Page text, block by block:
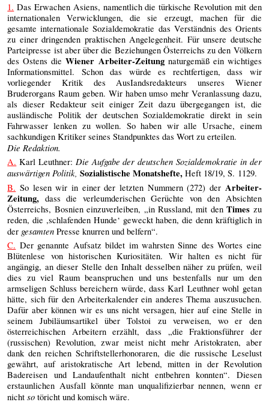
1. Das Erwachen Asiens, namentlich die türkische Revolution mit den
internationalen Verwicklungen, die sie erzeugt, machen für die
gesamte internationale Sozialdemokratie das Verständnis des Orients
zu einer dringenden praktischen Angelegenheit. Für unsere deutsche
Parteipresse ist aber über die Beziehungen Österreichs zu den Völkern
des Ostens dieWiener Arbeiter-Zeitungnaturgemäß ein wichtiges
Informationsmittel. Schon das würde es rechtfertigen, dass wir
vorliegender Kritik des AusIandsredakteurs unseres Wiener
Bruderorgans Raum geben. Wir haben umso mehr Veranlassung dazu,
als dieser Redakteur seit einiger Zeit dazu übergegangen ist, die
ausländische Politik der deutschen Sozialdemokratie direkt in sein
Fahrwasser lenken zu wollen. So haben wir alle Ursache, einem
sachkundigen Kritiker seines Standpunktes das Wort zu erteilen.
Die Redaktion.
A. Karl Leuthner: Die Aufgabe der deutschen Sozialdemokratie in der
auswärtigen Politik, Sozialistische Monatshefte, Heft 18/19, S. 1129.
B. So lesen wir in einer der letzten Nummern (272) der Arbeiter-
Zeitung, dass die verleumderischen Gerüchte von den Absichten
Österreichs, Bosnien einzuverleiben, „in Russland, mit denTimes zu
reden, die ,schlafenden Hunde‘ geweckt haben, die denn kräftiglich in
der gesamten Presse knurren und belfern“.
C. Der genannte Aufsatz bildet im wahrsten Sinne des Wortes eine
Blütenlese von historischen Kuriositäten. Wir halten es nicht für
angängig, an dieser Stelle den Inhalt desselben näher zu prüfen, weil
dies zu viel Raum beanspruchen und uns bestenfalls nur um den
armseligen Schluss bereichern würde, dass Karl Leuthner wohl getan
hätte, sich für den Arbeiterkalender ein anderes Thema auszusuchen.
Dafür aber können wir es uns nicht versagen, hier auf eine Stelle in
seinem Jubiläumsartikel über Tolstoi zu verweisen, wo er den
österreichischen Arbeitern erzählt, dass „die Fraktionsführer der
(russischen) Revolution, zwar meist nicht mehr Aristokraten, aber
dank den reichen Schriftstellerhonoraren, die die russische Leselust
gewährt, auf aristokratische Art lebend, mitten in der Revolution
Badereisen und Landaufenthalt nicht entbehren konnten“. Diesen
erstaunlichen Ausfall könnte man unqualifizierbar nennen, wenn er
nichtso töricht und komisch wäre.